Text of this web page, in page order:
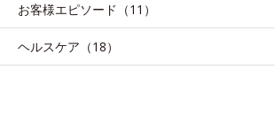
お客様エピソード（11）
ヘルスケア（18）